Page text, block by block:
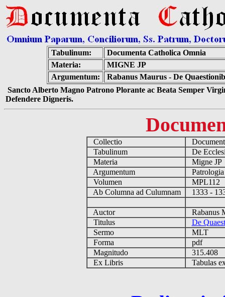
Tabulinum:
Documenta Catholica Omnia
Materia:
MIGNE JP
Argumentum:
Rabanus Maurus - De
Sancto Alberto Magno Patrono Plorante ac Beata Semper
Defendere Digneris.
Collectio
Tabulinum
De
Materia
Migne
Argumentum
Volumen
MPL112
Ab Columna ad Culumnam
1333 -
Auctor
Rabanus
Titulus
De
Sermo
MLT
Forma
pdf
Magnitudo
Ex Libris
Tabulas